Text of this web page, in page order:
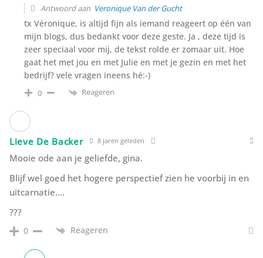
Antwoord aan Veronique Van der Gucht
tx Véronique, is altijd fijn als iemand reageert op één van
mijn blogs, dus bedankt voor deze geste. Ja , deze tijd is
zeer speciaal voor mij, de tekst rolde er zomaar uit. Hoe
gaat het met jou en met Julie en met je gezin en met het
bedrijf? vele vragen ineens hé:-)
0 Reageren
Lieve De Backer 8 jaren geleden
Mooie ode aan je geliefde, gina.
Blijf wel goed het hogere perspectief zien he voorbij in en
uitcarnatie….
???
0 Reageren